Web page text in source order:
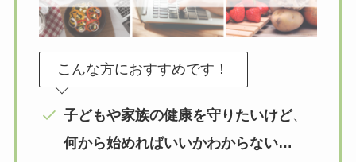
こんな方におすすめです！
子どもや家族の健康を守りたいけど、
何から始めればいいかわからない…